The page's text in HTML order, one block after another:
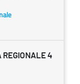
REGIONALE 4